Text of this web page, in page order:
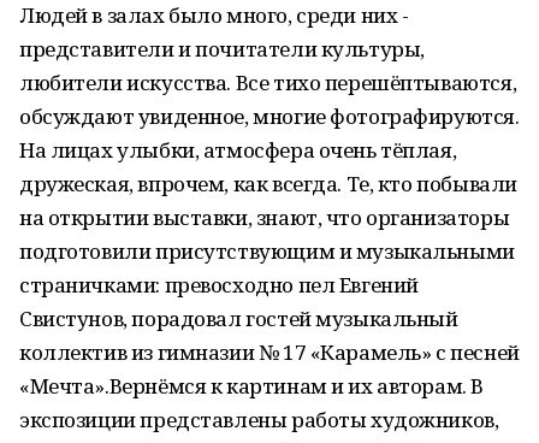
Людей в залах было много, среди них -
представители и почитатели культуры,
любители искусства. Все тихо перешёптываются,
обсуждают увиденное, многие фотографируются.
На лицах улыбки, атмосфера очень тёплая,
дружеская, впрочем, как всегда. Те, кто побывали
на открытии выставки, знают, что организаторы
подготовили присутствующим и музыкальными
страничками: превосходно пел Евгений
Свистунов, порадовал гостей музыкальный
коллектив из гимназии № 17 «Карамель» с песней
«Мечта».Вернёмся к картинам и их авторам. В
экспозиции представлены работы художников,